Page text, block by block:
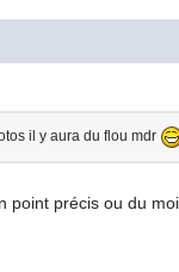
il y aura du flou mdr
précis ou du